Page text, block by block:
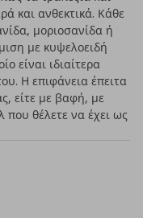
και ανθεκτικά. Κάθε
μοριοσανίδα ή
με κυψελοειδή
είναι ιδιαίτερα
Η επιφάνεια έπειτα
είτε με βαφή, με
θέλετε να έχει ως